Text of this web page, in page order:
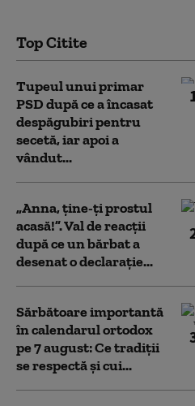
Top Citite
Tupeul unui primar
PSD după ce a încasat
despăgubiri pentru
secetă, iar apoi a
vândut...
„Anna, ţine-ţi prostul
acasă!”. Val de reacții
după ce un bărbat a
desenat o declarație...
Sărbătoare importantă
în calendarul ortodox
pe 7 august: Ce tradiții
se respectă și cui...